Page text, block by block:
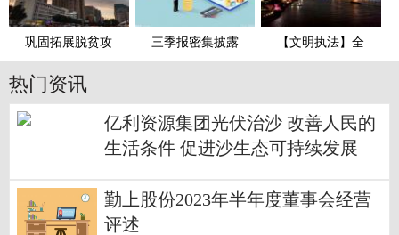
巩固拓展脱贫攻 三季报密集披露 【文明执法】全
热门资讯
亿利资源集团光伏治沙 改善人民的
生活条件 促进沙生态可持续发展
勤上股份2023年半年度董事会经营
评述